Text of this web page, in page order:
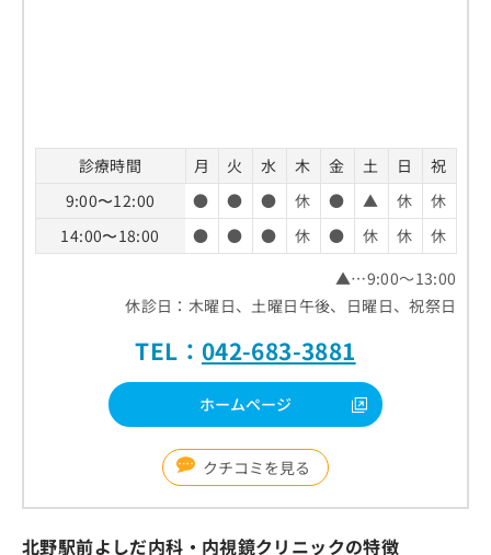
診療時間 月 火 水 木 金 土 日
祝
9:00〜12:00
● ● ● 休 ● ▲ 休
休
14:00〜18:00
● ● ● 休 ● 休 休
休
▲…9:00～13:00
休診日：木曜日、土曜日午後、日曜日、祝祭日
TEL： 042-683-3881
ホームページ
クチコミを見る
北野駅前よしだ内科・内視鏡クリニックの特徴